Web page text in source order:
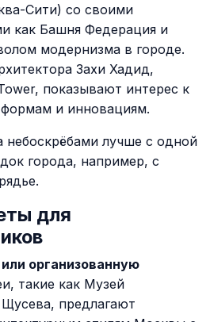
Сити) со своими
как Башня Федерация и
модернизма в городе.
Захи Хадид,
показывают интерес к
и инновациям.
небоскрёбами лучше с одной
города, например, с
для
организованную
такие как Музей
предлагают